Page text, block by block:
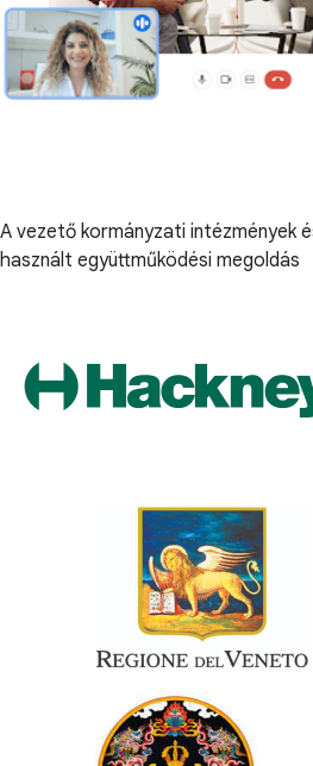
A vezető kormányzati intézmények
használt együttműködési megoldás